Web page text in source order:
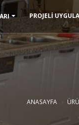
PROJELİ
ANASAYFA